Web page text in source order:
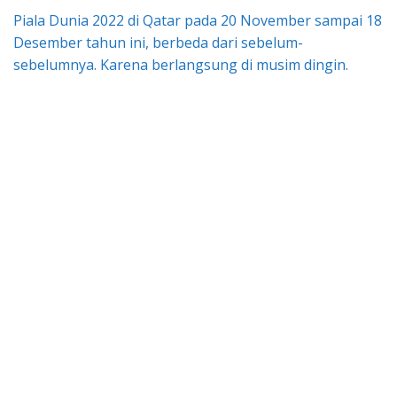
Piala Dunia 2022 di Qatar pada 20 November sampai 18
Desember tahun ini, berbeda dari sebelum-
sebelumnya. Karena berlangsung di musim dingin.